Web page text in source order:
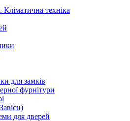
Кліматична техніка
для замків
фурнітури
для дверей